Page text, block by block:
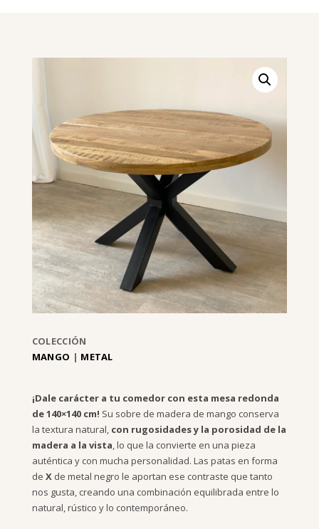
COLECCIÓN
MANGO | METAL
¡Dale carácter a tu comedor con esta mesa redonda
de 140×140 cm! Su sobre de madera de mango conserva
la textura natural, con rugosidades y la porosidad de la
madera a la vista , lo que la convierte en una pieza
auténtica y con mucha personalidad. Las patas en forma
de Xde metal negro le aportan ese contraste que tanto
nos gusta, creando una combinación equilibrada entre lo
natural, rústico y lo contemporáneo.